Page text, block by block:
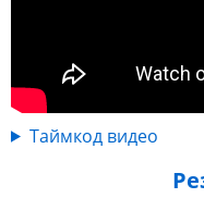
Таймкод видео